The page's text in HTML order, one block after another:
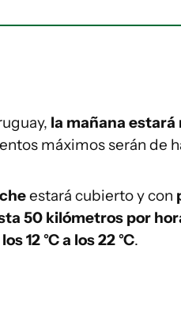
la mañana estará
máximos serán de
estará cubierto y con
50 kilómetros por
12 °C a los 22 °C.